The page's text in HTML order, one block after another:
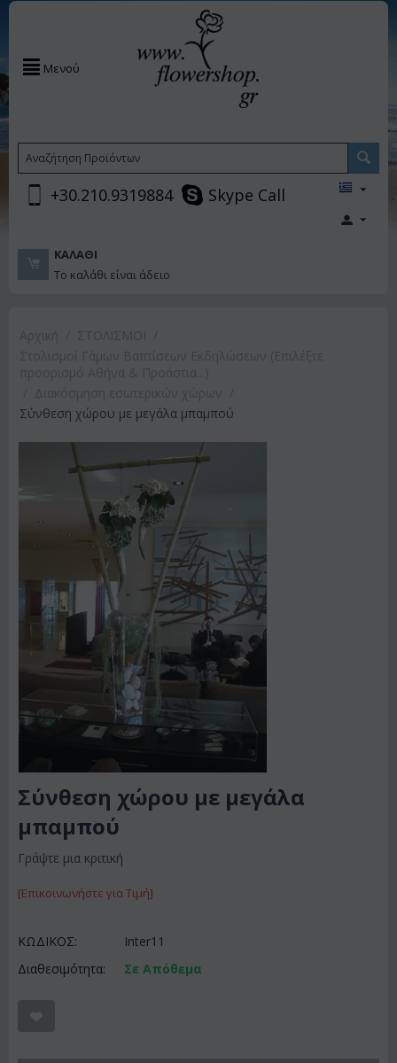
Μενού
+30.210.9319884 Skype Call
ΚΑΛΆΘΙ
Το καλάθι είναι άδειο
Σύνθεση χώρου με μεγάλα μπαμπού
Σύνθεση χώρου με μεγάλα
μπαμπού
Γράψτε μια κριτική
[Επικοινωνήστε για Τιμή]
ΚΩΔΙΚΟΣ:
Inter11
Διαθεσιμότητα:
Σε Απόθεμα